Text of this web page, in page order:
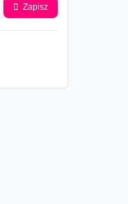
Zapisz